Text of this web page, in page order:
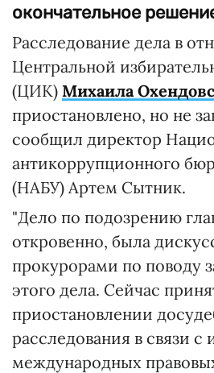
окончательное
Расследование дела в
Центральной
(ЦИК) Михаила
приостановлено, но не
сообщил директор
антикоррупционного
(НАБУ) Артем Сытник.
"Дело по подозрению
откровенно, была
прокурорами по поводу
этого дела. Сейчас
приостановлении
расследования в связи
международных